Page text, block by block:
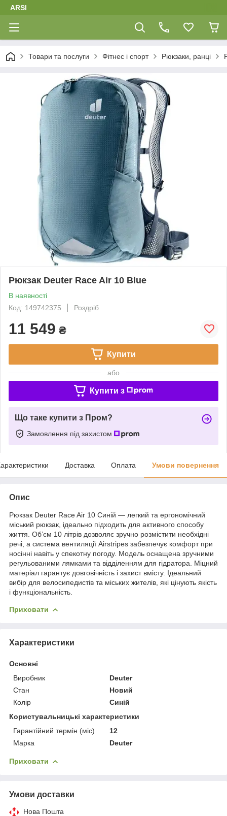
ARSI
Товари та послуги Фітнес і спорт Рюкзаки, ранці
Рюкзак Deuter Race Air 10 Blue
В наявності
Код: 149742375
Роздріб
11 549 ₴
Купити
або
Купити з
Що таке купити з Пром?
Замовлення під захистом
Доставка Оплата Умови повернення
Опис
Рюкзак Deuter Race Air 10 Синій — легкий та ергономічний
міський рюкзак, ідеально підходить для активного способу
життя. Об’єм 10 літрів дозволяє зручно розмістити необхідні
речі, а система вентиляції Airstripes забезпечує комфорт при
носінні навіть у спекотну погоду. Модель оснащена зручними
регульованими лямками та відділенням для гідратора. Міцний
матеріал гарантує довговічність і захист вмісту. Ідеальний
вибір для велосипедистів та міських жителів, які цінують якість
і функціональність.
Приховати
Характеристики
Основні
Виробник
Deuter
Стан
Новий
Колір
Синій
Користувальницькі характеристики
Гарантійний термін (міс)
12
Марка
Deuter
Приховати
Умови доставки
Нова Пошта